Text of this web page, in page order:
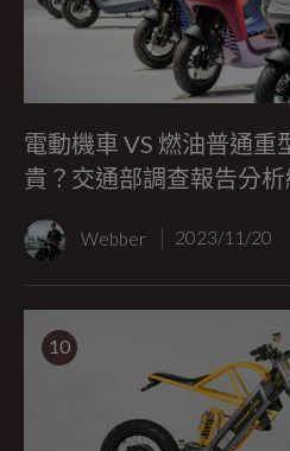
電動機車 VS 燃油普通重
貴？交通部調查報告分
Webber 2023/11/20
10